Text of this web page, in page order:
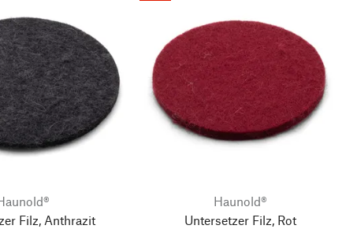
Filz, Anthrazit
Haunold®
Untersetzer Filz, Rot